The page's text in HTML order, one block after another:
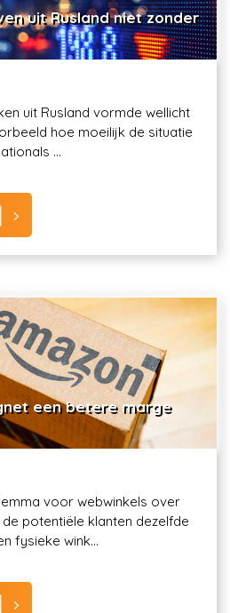
uit Rusland niet zonder
uit Rusland vormde wellicht
hoe moeilijk de situatie
...
een betere marge
voor webwinkels over
potentiële klanten dezelfde
fysieke wink...